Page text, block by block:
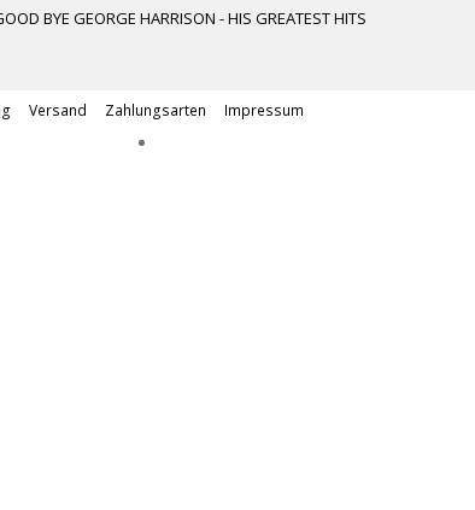
BYE GEORGE HARRISON - HIS GREATEST HITS
Versand Zahlungsarten Impressum